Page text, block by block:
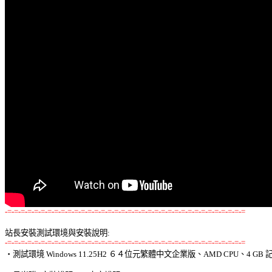
-=-=-=-=-=-=-=-=-=-=-=-=-=-=-=-=-=-=-=-=-=-=-=-=-=-=-=-=-=-=-=-=-=-=-=-=
站長安裝測試環境與安裝說明:
-=-=-=-=-=-=-=-=-=-=-=-=-=-=-=-=-=-=-=-=-=-=-=-=-=-=-=-=-=-=-=-=-=-=-=-=
‧測試環境 Windows 11.25H2 ６４位元繁體中文企業版、AMD CPU、4 GB